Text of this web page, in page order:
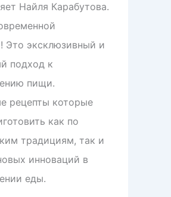
Найля Карабутова.
Это эксклюзивный и
подход к
пищи.
рецепты которые
как по
традициям, так и
инноваций в
еды.